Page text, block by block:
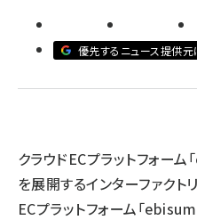
ビィ・フォアード (784)
revico (745)
優先するニュース提供元
クラウドECプラットフォーム
を展開するインターファク
ECプラットフォーム「